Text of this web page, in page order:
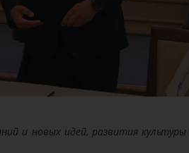
и новых идей, развития